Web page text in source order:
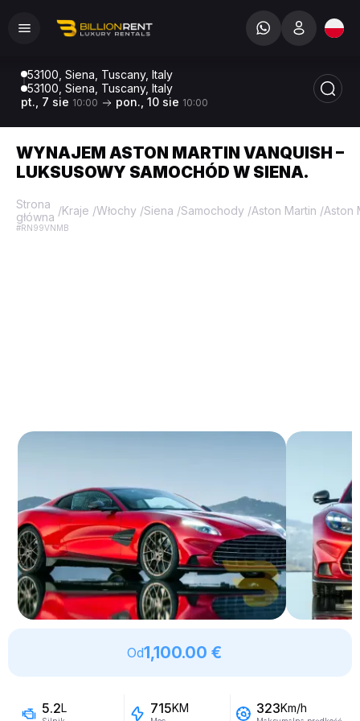
53100, Siena, Tuscany, Italy
53100, Siena, Tuscany, Italy
pt., 7 sie 10:00 pon., 10 sie 10:00
WYNAJEM ASTON MARTIN VANQUISH –
LUKSUSOWY SAMOCHÓD W SIENA.
Strona
główna /Kraje /Włochy /Siena /Samochody /Aston Martin /Aston
#RN99VNMB
Od1,100.00 €
5.2L 715KM 323Km/h